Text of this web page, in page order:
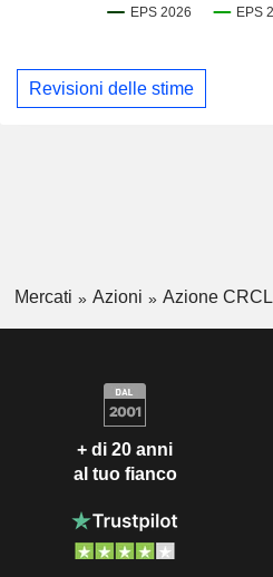
Revisioni delle stime
Mercati Azioni Azione CRCL
+ di 20 anni
al tuo fianco